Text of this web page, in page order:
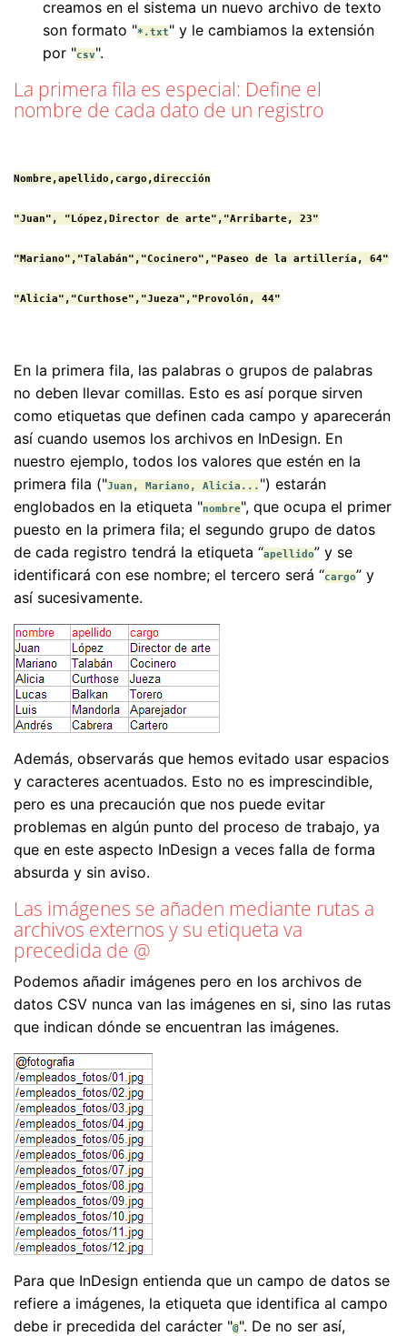
creamos en el sistema un nuevo archivo de texto
son formato "*.txt" y le cambiamos la extensión
por "csv".
La primera fila es especial: Define el
nombre de cada dato de un registro
Nombre,apellido,cargo,dirección
"Juan", "López,Director de arte","Arribarte, 23"
"Mariano","Talabán","Cocinero","Paseo de la artillería, 64"
"Alicia","Curthose","Jueza","Provolón, 44"
En la primera fila, las palabras o grupos de palabras
no deben llevar comillas. Esto es así porque sirven
como etiquetas que definen cada campo y aparecerán
así cuando usemos los archivos en InDesign. En
nuestro ejemplo, todos los valores que estén en la
primera fila ("Juan, Mariano, Alicia... ") estarán
englobados en la etiqueta "nombre", que ocupa el primer
puesto en la primera fila; el segundo grupo de datos
de cada registro tendrá la etiqueta “apellido” y se
identificará con ese nombre; el tercero será “cargo” y
así sucesivamente.
Además, observarás que hemos evitado usar espacios
y caracteres acentuados. Esto no es imprescindible,
pero es una precaución que nos puede evitar
problemas en algún punto del proceso de trabajo, ya
que en este aspecto InDesign a veces falla de forma
absurda y sin aviso.
Las imágenes se añaden mediante rutas a
archivos externos y su etiqueta va
precedida de @
Podemos añadir imágenes pero en los archivos de
datos CSV nunca van las imágenes en si, sino las rutas
que indican dónde se encuentran las imágenes.
Para que InDesign entienda que un campo de datos se
refiere a imágenes, la etiqueta que identifica al campo
debe ir precedida del carácter "@". De no ser así,